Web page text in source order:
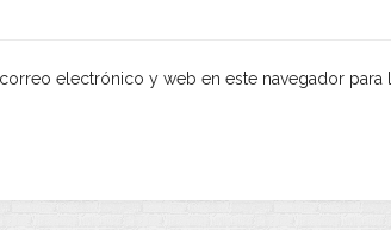
electrónico y web en este navegador para